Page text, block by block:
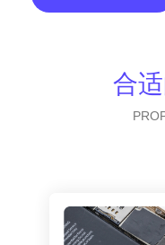
合